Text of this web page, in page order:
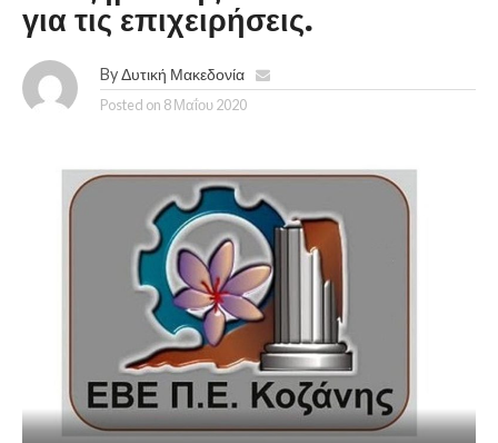
για τις επιχειρήσεις.
By Δυτική Μακεδονία
Posted on 8 Μαΐου 2020